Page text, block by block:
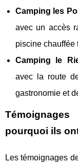
Camping les
avec un accès
piscine chauffée
Camping le
avec la route
gastronomie et
pourquoi ils
Les témoignages